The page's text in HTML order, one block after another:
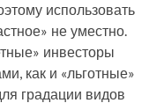
использовать
не уместно.
инвесторы
как и «льготные»
градации видов